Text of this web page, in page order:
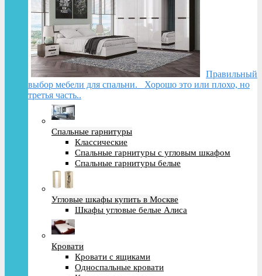
Правильный
выбор мебели для спальни. Хорошо это или плохо, но
третья часть..
Спальные гарнитуры
Классические
Спальные гарнитуры с угловым шкафом
Спальные гарнитуры белые
Угловые шкафы купить в Москве
Шкафы угловые белые Алиса
Кровати
Кровати с ящиками
Односпальные кровати